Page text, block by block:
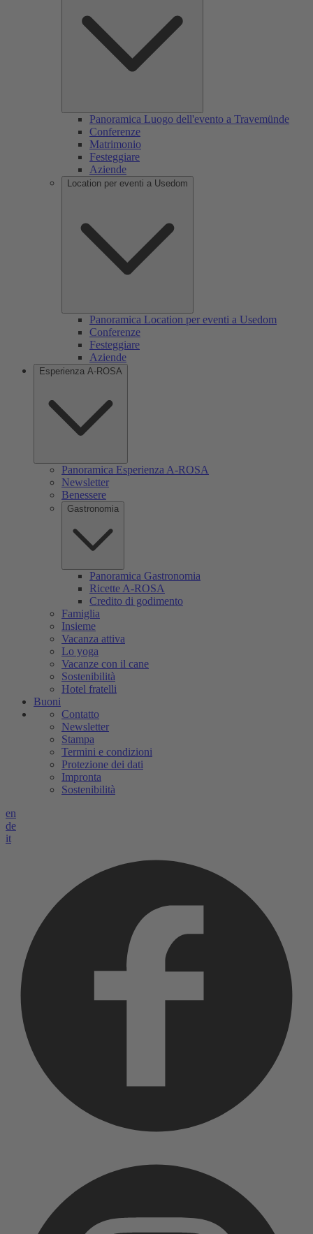
Panoramica Luogo dell'evento a Travemünde
Conferenze
Matrimonio
Festeggiare
Aziende
Location per eventi a Usedom
Panoramica Location per eventi a Usedom
Conferenze
Festeggiare
Aziende
Esperienza A-ROSA
Panoramica Esperienza A-ROSA
Newsletter
Benessere
Gastronomia
Panoramica Gastronomia
Ricette A-ROSA
Credito di godimento
Famiglia
Insieme
Vacanza attiva
Lo yoga
Vacanze con il cane
Sostenibilità
Hotel fratelli
Buoni
Contatto
Newsletter
Stampa
Termini e condizioni
Protezione dei dati
Impronta
Sostenibilità
en
de
it